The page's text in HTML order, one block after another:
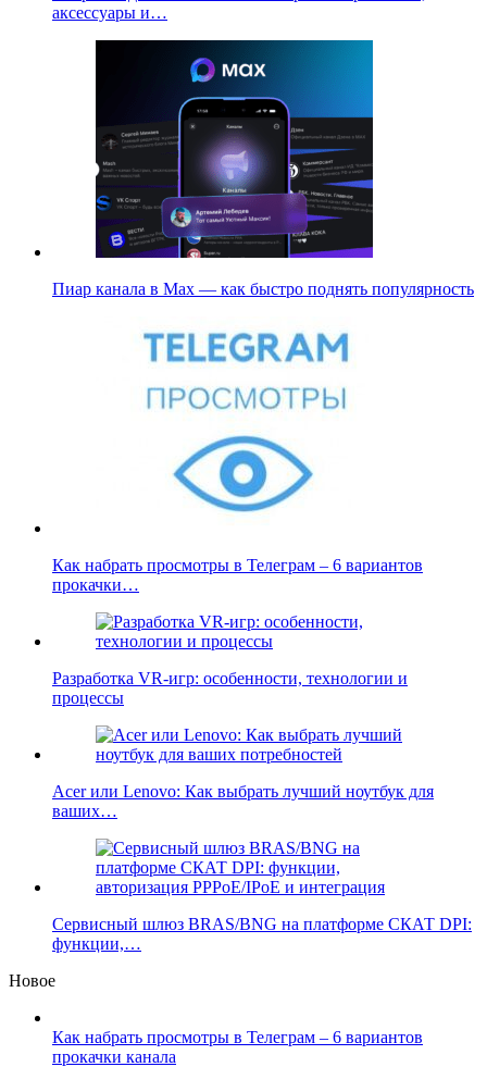
аксессуары и…
Пиар канала в Max — как быстро поднять популярность
Как набрать просмотры в Телеграм – 6 вариантов
прокачки…
Разработка VR-игр: особенности, технологии и
процессы
Acer или Lenovo: Как выбрать лучший ноутбук для
ваших…
Сервисный шлюз BRAS/BNG на платформе СКАТ DPI:
функции,…
Новое
Как набрать просмотры в Телеграм – 6 вариантов
прокачки канала